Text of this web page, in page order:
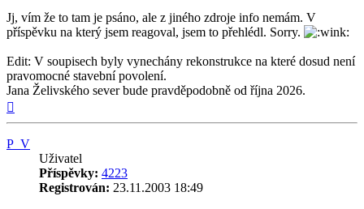
Jj, vím že to tam je psáno, ale z jiného zdroje info nemám. V
příspěvku na který jsem reagoval, jsem to přehlédl. Sorry.
Edit: V soupisech byly vynechány rekonstrukce na které dosud není
pravomocné stavební povolení.
Jana Želivského sever bude pravděpodobně od října 2026.
P_V
Uživatel
Příspěvky: 4223
Registrován: 23.11.2003 18:49